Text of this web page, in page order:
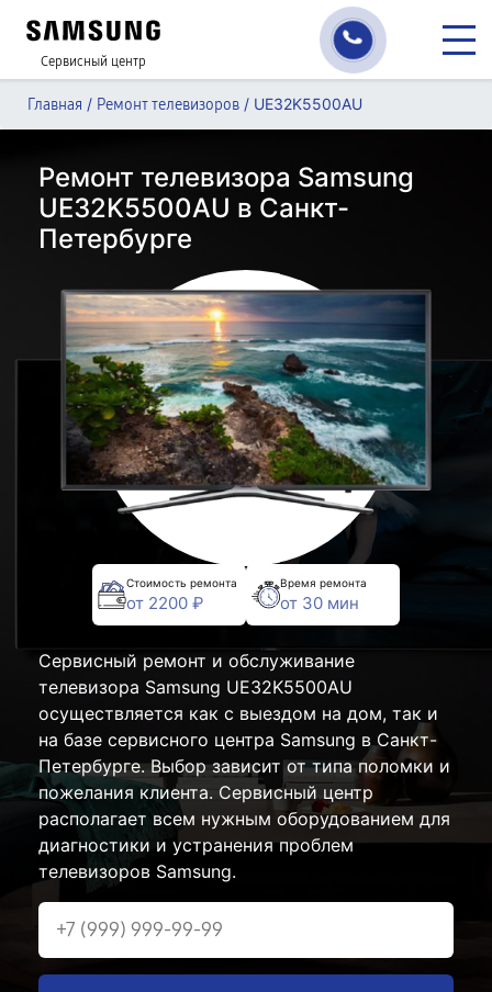
Сервисный центр
Главная / Ремонт телевизоров / UE32K5500AU
Ремонт телевизора Samsung
UE32K5500AU в Санкт-
Петербурге
Стоимость ремонта
от 2200 ₽
Время ремонта
от 30 мин
Сервисный ремонт и обслуживание
телевизора Samsung UE32K5500AU
осуществляется как с выездом на дом, так и
на базе сервисного центра Samsung в Санкт-
Петербурге. Выбор зависит от типа поломки и
пожелания клиента. Сервисный центр
располагает всем нужным оборудованием для
диагностики и устранения проблем
телевизоров Samsung.